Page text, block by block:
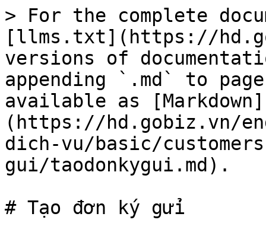
> For the complete
[llms.txt](https://
versions of
appending `.md` to
available as [Markdown]
(https://hd.gobiz.vn/
dich-vu/basic/
gui/taodonkygui.md).
# Tạo đơn ký gửi